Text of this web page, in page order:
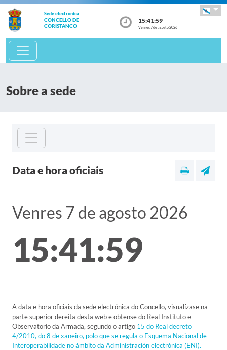
Sede electrónica
CONCELLO DE
CORISTANCO
15:41:59
Venres 7 de agosto 2026
Sobre a sede
Data e hora oficiais
Venres 7 de agosto 2026
15:41:59
A data e hora oficiais da sede electrónica do Concello, visualízase na
parte superior dereita desta web e obtense do Real Instituto e
Observatorio da Armada, segundo o artigo 15 do Real decreto
4/2010, do 8 de xaneiro, polo que se regula o Esquema Nacional de
Interoperabilidade no ámbito da Administración electrónica (ENI).